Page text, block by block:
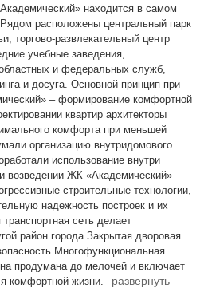
находится в самом
Рядом расположены центральный парк
торгово-развлекательный центр
учебные заведения,
и федеральных служб,
и досуга. Основной принцип при
– формирование комфортной
квартир архитекторы
комфорта при меньшей
организацию внутридомового
использование внутри
возведении ЖК «Академический»
строительные технологии,
надежность построек и их
сеть делает
район города.Закрытая дворовая
продумана до мелочей и включает
комфортной жизни.
развернуть